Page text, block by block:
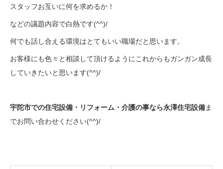
スタッフお互いに何を求めるか！
などの議題内容で白熱です(^^)/
何でも話し合える環境はとてもいい職場だと思います。
お客様にも色々と相談して頂けるようにこれからもガンガン成長
していきたいと思います(^^)/
宇陀市での住宅設備・リフォーム・介護の事なら永澤住宅設備ま
でお問い合わせください(^^)/